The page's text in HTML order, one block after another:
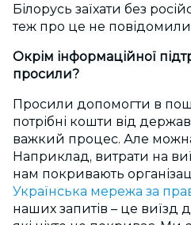
Білорусь заїхати без
теж про це не
Окрім інформаційної
просили?
Просили допомогти в
потрібні кошти від
важкий процес. Але
Наприклад, витрати на
нам покривають
Українська мережа за
наших запитів – це виїзд